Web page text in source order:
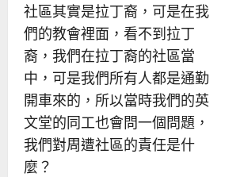
社區其實是拉丁裔，可是在我
們的教會裡面，看不到拉丁
裔，我們在拉丁裔的社區當
中，可是我們所有人都是通勤
開車來的，所以當時我們的英
文堂的同工也會問一個問題，
我們對周遭社區的責任是什
麼？